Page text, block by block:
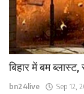
बिहार में बम
bn24live Sep 12,